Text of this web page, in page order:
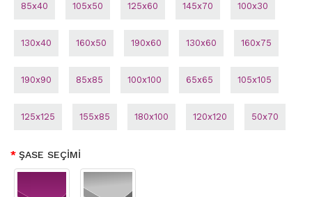
85x40 105x50 125x60 145x70 100x30
130x40 160x50 190x60 130x60 160x75
190x90 85x85 100x100 65x65 105x105
125x125 155x85 180x100 120x120 50x70
ŞASE SEÇİMİ